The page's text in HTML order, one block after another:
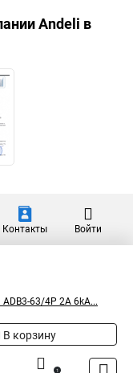
Andeli в
Контакты Войти
63/4P 2A 6kA...
В корзину
1